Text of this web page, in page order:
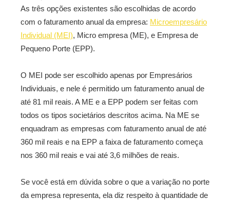
As três opções existentes são escolhidas de acordo
com o faturamento anual da empresa: Microempresário
Individual (MEI), Micro empresa (ME), e Empresa de
Pequeno Porte (EPP).
O MEI pode ser escolhido apenas por Empresários
Individuais, e nele é permitido um faturamento anual de
até 81 mil reais. A ME e a EPP podem ser feitas com
todos os tipos societários descritos acima. Na ME se
enquadram as empresas com faturamento anual de até
360 mil reais e na EPP a faixa de faturamento começa
nos 360 mil reais e vai até 3,6 milhões de reais.
Se você está em dúvida sobre o que a variação no porte
da empresa representa, ela diz respeito à quantidade de